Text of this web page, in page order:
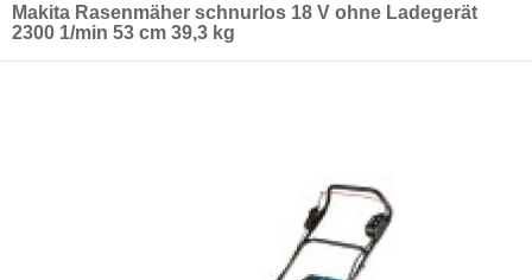
Makita Rasenmäher schnurlos 18 V ohne Ladegerät
2300 1/min 53 cm 39,3 kg